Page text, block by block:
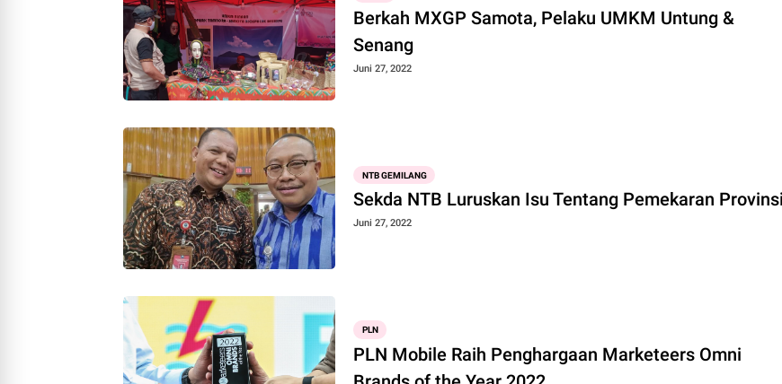
Berkah MXGP Samota, Pelaku UMKM Untung &
Senang
Juni 27, 2022
NTB GEMILANG
Sekda NTB Luruskan Isu Tentang Pemekaran Provinsi
Juni 27, 2022
PLN
PLN Mobile Raih Penghargaan Marketeers Omni